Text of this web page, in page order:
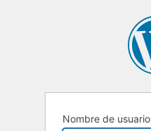
Nombre de